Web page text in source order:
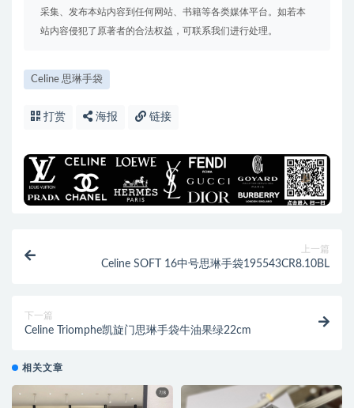
采集、发布本站内容到任何网站、书籍等各类媒体平台。如若本
站内容侵犯了原著者的合法权益，可联系我们进行处理。
Celine 思琳手袋
打赏 海报 链接
上一篇
Celine SOFT 16中号思琳手袋195543CR8.10BL
下一篇
Celine Triomphe凯旋门思琳手袋牛油果绿22cm
相关文章